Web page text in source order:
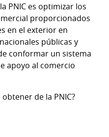
PNIC es optimizar los
proporcionados
en el exterior en
públicas y
conformar un sistema
apoyo al comercio
de la PNIC?